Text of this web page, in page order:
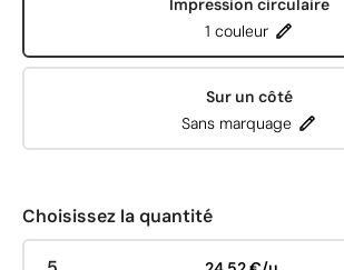
1 couleur
Sur un côté
Sans marquage
Choisissez la quantité